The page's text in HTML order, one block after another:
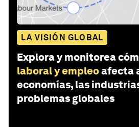
LA VISIÓN GLOBAL
Explora y monitorea
laboral y empleoafecta
economías, las
problemas globales